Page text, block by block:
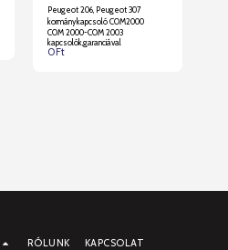
Peugeot 206, Peugeot 307
kormánykapcsoló COM2000
COM 2000-COM 2003
kapcsolók,garanciával
0Ft
RÓLUNK KAPCSOLAT